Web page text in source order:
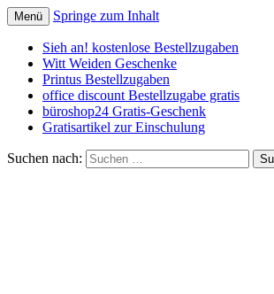
spaaaren.de
Menü Springe zum Inhalt
Sieh an! kostenlose Bestellzugaben
Witt Weiden Geschenke
Printus Bestellzugaben
office discount Bestellzugabe gratis
büroshop24 Gratis-Geschenk
Gratisartikel zur Einschulung
Suchen nach: